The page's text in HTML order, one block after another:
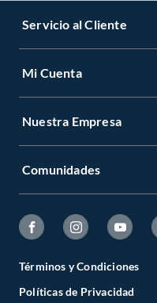
Servicio al Cliente
Mi Cuenta
Nuestra Empresa
Comunidades
Términos y Condiciones
Políticas de Privacidad